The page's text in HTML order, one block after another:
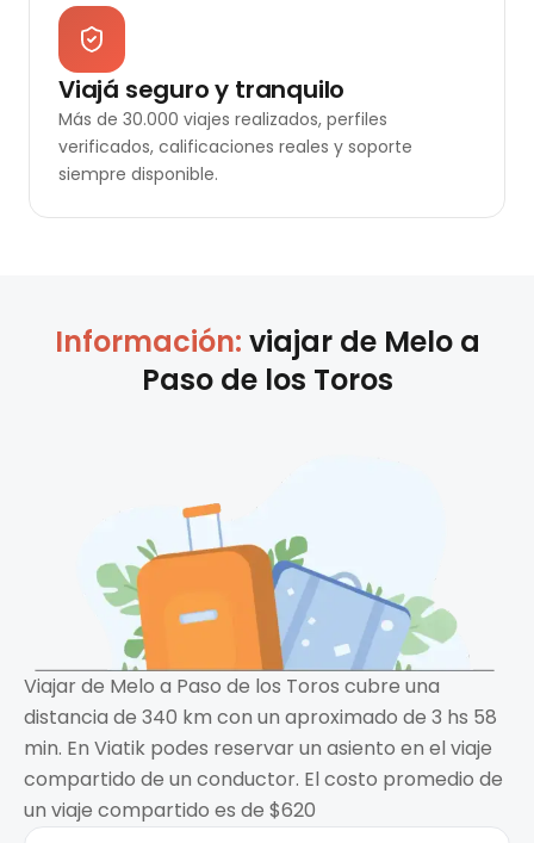
Viajá seguro y tranquilo
Más de 30.000 viajes realizados, perfiles
verificados, calificaciones reales y soporte
siempre disponible.
Información: viajar de Meloa
Paso de los Toros
Viajar de Melo a Paso de los Toros cubre una
distancia de 340 km con un aproximado de 3 hs 58
min. En Viatik podes reservar un asiento en el viaje
compartido de un conductor. El costo promedio de
un viaje compartido es de $620